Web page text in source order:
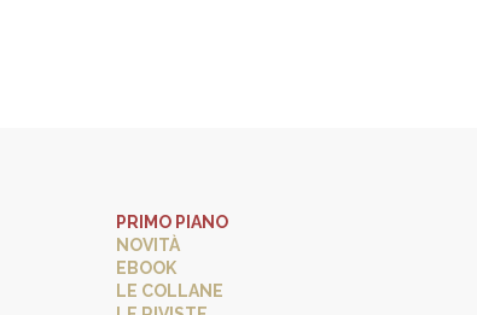
PRIMO PIANO
NOVITÀ
EBOOK
LE COLLANE